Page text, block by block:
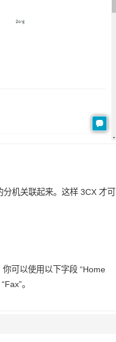
机关联起来。这样 3CX 才可
可以使用以下字段 “Home
。